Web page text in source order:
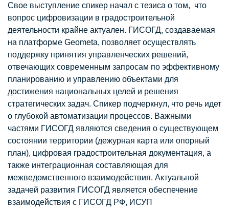
Свое выступление спикер начал с тезиса о том, что
вопрос цифровизации в градостроительной
деятельности крайне актуален. ГИСОГД, создаваемая
на платформе Geometa, позволяет осуществлять
поддержку принятия управленческих решений,
отвечающих современным запросам по эффективному
планированию и управлению объектами для
достижения национальных целей и решения
стратегических задач. Спикер подчеркнул, что речь идет
о глубокой автоматизации процессов. Важными
частями ГИСОГД являются сведения о существующем
состоянии территории (дежурная карта или опорный
план), цифровая градостроительная документация, а
также интеграционная составляющая для
межведомственного взаимодействия. Актуальной
задачей развития ГИСОГД является обеспечение
взаимодействия с ГИСОГД РФ, ИСУП